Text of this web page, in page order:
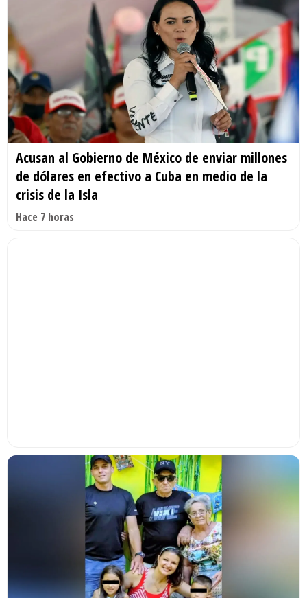
Acusan al Gobierno de México de enviar millones
de dólares en efectivo a Cuba en medio de la
crisis de la Isla
Hace 7 horas